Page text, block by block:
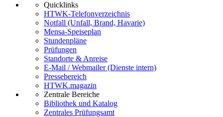
Quicklinks
HTWK-Telefonverzeichnis
Notfall (Unfall, Brand, Havarie)
Mensa-Speiseplan
Stundenpläne
Prüfungen
Standorte & Anreise
E-Mail / Webmailer (Dienste intern)
Pressebereich
HTWK.magazin
Zentrale Bereiche
Bibliothek und Katalog
Zentrales Prüfungsamt